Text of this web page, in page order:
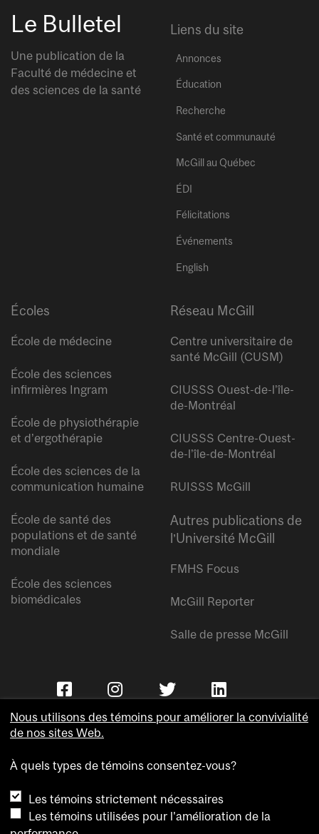
Le Bulletel
Une publication de la
Faculté de médecine et
des sciences de la santé
Liens du site
Annonces
Éducation
Recherche
Santé et communauté
McGill au Québec
ÉDI
Félicitations
Événements
English
Écoles
École de médecine
École des sciences
infirmières Ingram
École de physiothérapie
et d’ergothérapie
École des sciences de la
communication humaine
École de santé des
populations et de santé
mondiale
École des sciences
biomédicales
Réseau McGill
Centre universitaire de
santé McGill (CUSM)
CIUSSS Ouest-de-l’île-
de-Montréal
CIUSSS Centre-Ouest-
de-l’île-de-Montréal
RUISSS McGill
Autres publications de
l’Université McGill
FMHS Focus
McGill Reporter
Salle de presse McGill
Accessibilité
Confidentialité
Nous utilisons des témoins pour améliorer la convivialité
de nos sites Web.
À quels types de témoins consentez-vous?
Les témoins strictement nécessaires
Les témoins utilisées pour l'amélioration de la